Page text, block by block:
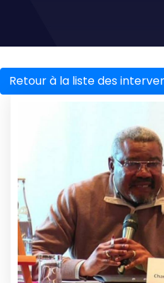
Retour à la liste des